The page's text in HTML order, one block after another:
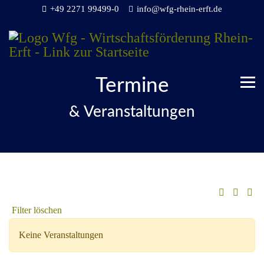
+49 2271 99499-0 info@wfg-rhein-erft.de
Termine
& Veranstaltungen
Filter löschen
Keine Veranstaltungen